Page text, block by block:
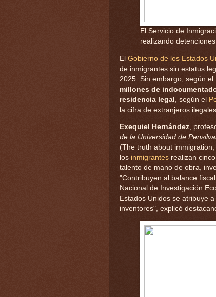
El Servicio de
realizando
El Gobierno de los Estados
de inmigrantes sin estatus
2025. Sin embargo, según el
millones de
residencia legal , según el
la cifra de extranjeros
Exequiel Hernández,
de la Universidad de
(The truth about
los inmigrantes realizan
talento de mano de obra,
"Contribuyen al balance
Nacional de Investigación
Estados Unidos se atribuye
inventores", explicó